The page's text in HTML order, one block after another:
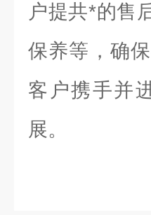
户提共*的售
保养等，确
客户携手并
展。